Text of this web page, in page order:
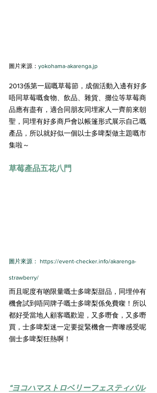
圖片來源： yokohama-akarenga.jp
2013係第一屆嘅草莓節，成個活動入邊有好多
唔同草莓嘅食物、飲品、雜貨、攤位等草莓商
品應有盡有，適合同朋友同埋家人一齊前來朝
聖，同埋有好多商戶會以帳篷形式展示自己嘅
產品，所以就好似一個以士多啤梨做主題嘅市
集啦～
草莓產品五花八門
圖片來源： https://event-checker.info/akarenga-
strawberry/
而且呢度有啲限量嘅士多啤梨甜品，同埋仲有
機會試到唔同牌子嘅士多啤梨係免費㗎！所以
都好受當地人顧客嘅歡迎，又多嘢食，又多嘢
買，士多啤梨迷一定要捉緊機會一齊嚟感受呢
個士多啤梨狂熱啊！
“ヨコハマストロベリーフェスティバル